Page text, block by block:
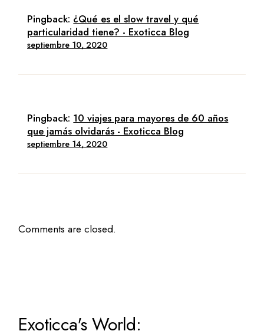
Pingback: ¿Qué es el slow travel y qué
particularidad tiene? - Exoticca Blog
septiembre 10, 2020
Pingback: 10 viajes para mayores de 60 años
que jamás olvidarás - Exoticca Blog
septiembre 14, 2020
Comments are closed.
Exoticca's World: